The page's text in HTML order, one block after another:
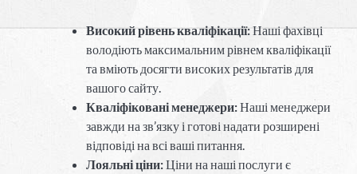
Високий рівень кваліфікації:Наші фахівці
володіють максимальним рівнем кваліфікації
та вміють досягти високих результатів для
вашого сайту.
Кваліфіковані менеджери:Наші менеджери
завжди на зв’язку і готові надати розширені
відповіді на всі ваші питання.
Лояльні ціни:Ціни на наші послуги є